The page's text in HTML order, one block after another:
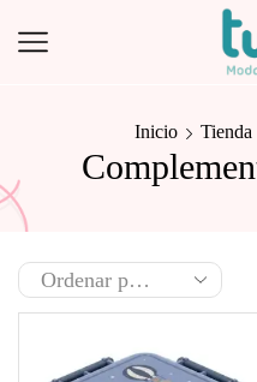
Inicio Tienda